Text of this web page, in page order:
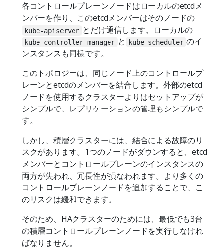
各コントロールプレーンノードはローカルのetcdメ
ンバーを作り、このetcdメンバーはそのノードの
kube-apiserver とだけ通信します。ローカルの
kube-controller-manager と kube-scheduler のイ
ンスタンスも同様です。
このトポロジーは、同じノード上のコントロールプ
レーンとetcdのメンバーを結合します。外部のetcd
ノードを使用するクラスターよりはセットアップが
シンプルで、レプリケーションの管理もシンプルで
す。
しかし、積層クラスターには、結合による故障のリ
スクがあります。1つのノードがダウンすると、etcd
メンバーとコントロールプレーンのインスタンスの
両方が失われ、冗長性が損なわれます。より多くの
コントロールプレーンノードを追加することで、こ
のリスクは緩和できます。
そのため、HAクラスターのためには、最低でも3台
の積層コントロールプレーンノードを実行しなけれ
ばなりません。